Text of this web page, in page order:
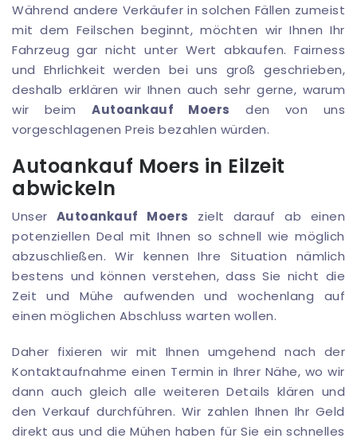
Während andere Verkäufer in solchen Fällen zumeist
mit dem Feilschen beginnt, möchten wir Ihnen Ihr
Fahrzeug gar nicht unter Wert abkaufen. Fairness
und Ehrlichkeit werden bei uns groß geschrieben,
deshalb erklären wir Ihnen auch sehr gerne, warum
wir beim Autoankauf Moers den von uns
vorgeschlagenen Preis bezahlen würden.
Autoankauf Moers in Eilzeit
abwickeln
Unser Autoankauf Moers zielt darauf ab einen
potenziellen Deal mit Ihnen so schnell wie möglich
abzuschließen. Wir kennen Ihre Situation nämlich
bestens und können verstehen, dass Sie nicht die
Zeit und Mühe aufwenden und wochenlang auf
einen möglichen Abschluss warten wollen.
Daher fixieren wir mit Ihnen umgehend nach der
Kontaktaufnahme einen Termin in Ihrer Nähe, wo wir
dann auch gleich alle weiteren Details klären und
den Verkauf durchführen. Wir zahlen Ihnen Ihr Geld
direkt aus und die Mühen haben für Sie ein schnelles